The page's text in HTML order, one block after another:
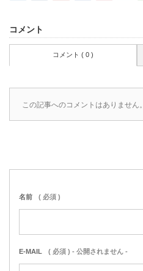
コメント
コメント ( 0 )
この記事へのコメントはありません。
名前 ( 必須 )
E-MAIL ( 必須 ) - 公開されません -